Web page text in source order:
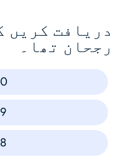
دریافت کریں
رجحان تھا۔